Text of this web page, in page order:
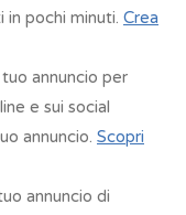
pochi minuti. Crea
annuncio per
e sui social
annuncio. Scopri
annuncio di